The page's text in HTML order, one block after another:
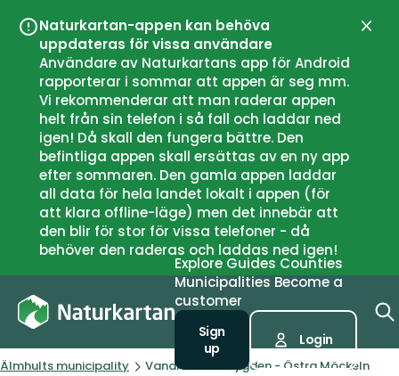
Naturkartan-appen kan behöva
uppdateras för vissa användare
Användare av Naturkartans app för Android
rapporterar i sommar att appen är seg mm.
Vi rekommenderar att man raderar appen
helt från sin telefon i så fall och laddar ned
igen! Då skall den fungera bättre. Den
befintliga appen skall ersättas av en ny app
efter sommaren. Den gamla appen laddar
all data för hela landet lokalt i appen (för
att klara offline-läge) men det innebär att
den blir för stor för vissa telefoner - då
behöver den raderas och laddas ned igen!
Close
Explore Guides Counties
Municipalities Become a
customer
Sign
up
Login
Älmhults municipality Vandra i Linnébygden - Östra Möckeln